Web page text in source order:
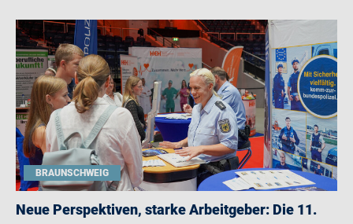
BRAUNSCHWEIG
Neue Perspektiven, starke Arbeitgeber: Die 11.